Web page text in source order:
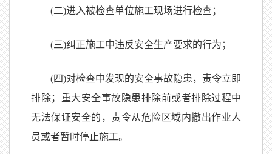
(二)进入被检查单位施工现场进行检查；
(三)纠正施工中违反安全生产要求的行为；
(四)对检查中发现的安全事故隐患，责令立即
排除；重大安全事故隐患排除前或者排除过程中
无法保证安全的，责令从危险区域内撤出作业人
员或者暂时停止施工。